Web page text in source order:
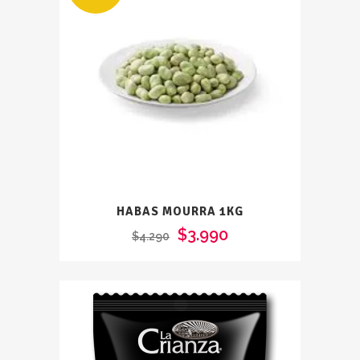
HABAS MOURRA 1KG
$4.290 $3.990